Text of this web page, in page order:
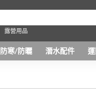
露營用品
防寒/防曬 潛水配件